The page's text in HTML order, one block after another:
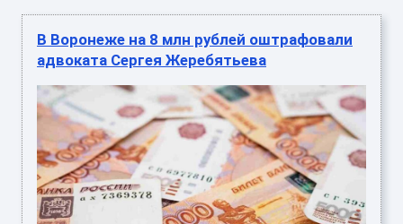
В Воронеже на 8 млн рублей оштрафовали
адвоката Сергея Жеребятьева